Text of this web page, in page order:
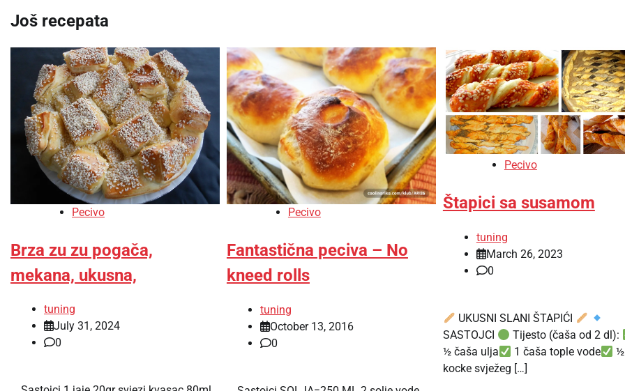
Još recepata
Pecivo
Brza zu zu pogača,
mekana, ukusna,
tuning
July 31, 2024
0
Pecivo
Fantastična peciva – No
kneed rolls
tuning
October 13, 2016
0
Pecivo
Štapici sa susamom
tuning
March 26, 2023
0
UKUSNI SLANI ŠTAPIĆI
SASTOJCI
Tijesto (čaša od 2 dl):
½ čaša ulja
1 čaša tople vode
½
kocke svježeg […]